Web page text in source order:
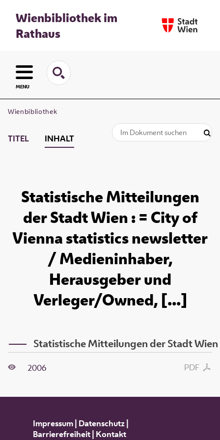
Wienbibliothek im
Rathaus
MENU
Wienbibliothek
TITEL INHALT
Statistische Mitteilungen
der Stadt Wien : = City of
Vienna statistics newsletter
/ Medieninhaber,
Herausgeber und
Verleger/Owned, [...]
Statistische Mitteilungen der Stadt Wien
PDF
2006
Impressum| Datenschutz|
Barrierefreiheit| Kontakt